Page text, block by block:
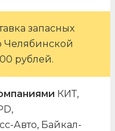
запасных
Челябинской
рублей.
КИТ,
Авто, Байкал-